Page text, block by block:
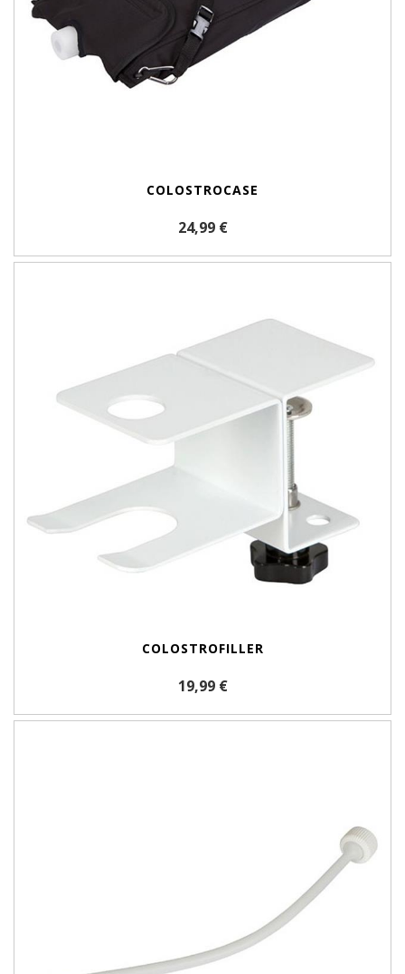
COLOSTROCASE
24,99 €
COLOSTROFILLER
19,99 €